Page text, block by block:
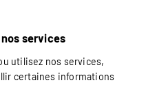
services
utilisez nos services,
certaines informations